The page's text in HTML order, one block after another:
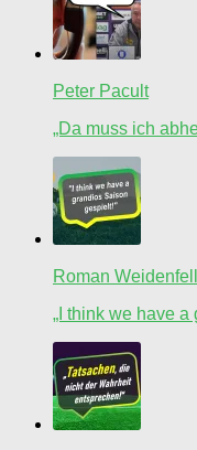
Peter Pacult
„Da muss ich
Roman
„I think we have